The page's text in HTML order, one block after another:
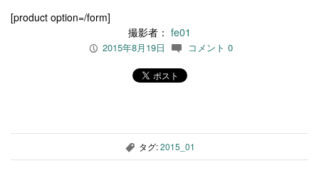
[product option=/form]
撮影者： fe01
P 2015年8月19日 c コメント 0
, タグ:2015_01